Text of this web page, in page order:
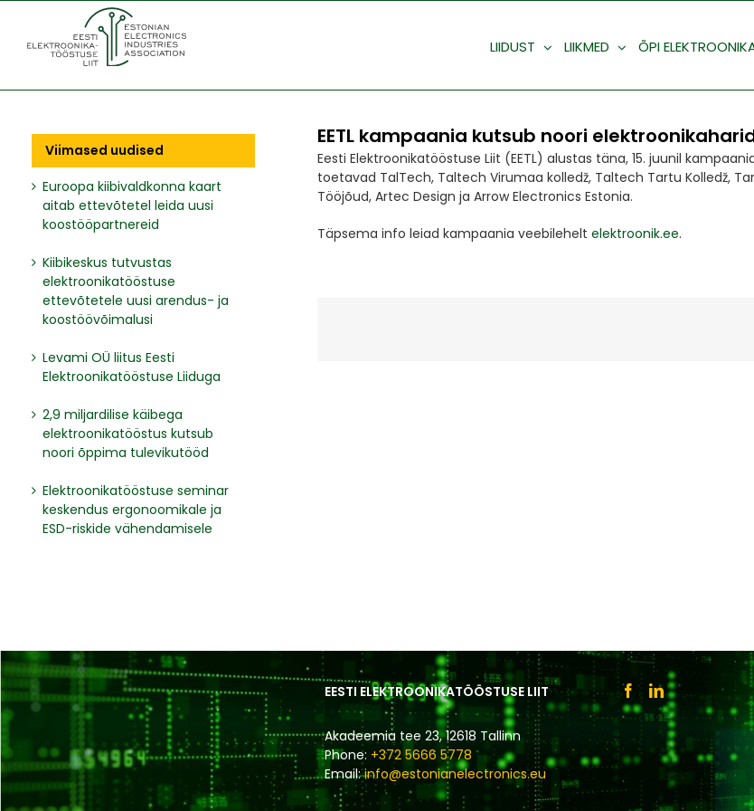
content
LIIDUST LIIKMED ÕPI
EETL kampaania kutsub noori
Eesti Elektroonikatööstuse Liit (EETL) alustas täna, 15. juunil
toetavad TalTech, Taltech Virumaa kolledž, Taltech Tartu Kolledž,
Tööjõud, Artec Design ja Arrow Electronics Estonia.
Täpsema info leiad kampaania veebilehelt elektroonik.ee.
Viimased uudised
Euroopa kiibivaldkonna kaart
aitab ettevõtetel leida uusi
koostööpartnereid
Kiibikeskus tutvustas
elektroonikatööstuse
ettevõtetele uusi arendus- ja
koostöövõimalusi
Levami OÜ liitus Eesti
Elektroonikatööstuse Liiduga
2,9 miljardilise käibega
elektroonikatööstus kutsub
noori õppima tulevikutööd
Elektroonikatööstuse seminar
keskendus ergonoomikale ja
ESD-riskide vähendamisele
EESTI ELEKTROONIKATÖÖSTUSE LIIT
Akadeemia tee 23, 12618 Tallinn
Phone: +372 5666 5778
Email:info@estonianelectronics.eu